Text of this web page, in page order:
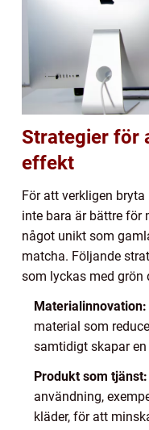
Strategier för
effekt
För att verkligen
inte bara är bättre för
något unikt som
matcha. Följande
som lyckas med grön
Materialinnovation:
material som
samtidigt skapar
Produkt som tjänst:
användning,
kläder, för att